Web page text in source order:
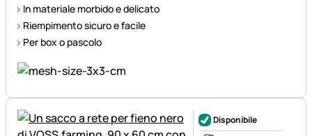
In materiale morbido e delicato
Riempimento sicuro e facile
Per box o pascolo
Disponibile